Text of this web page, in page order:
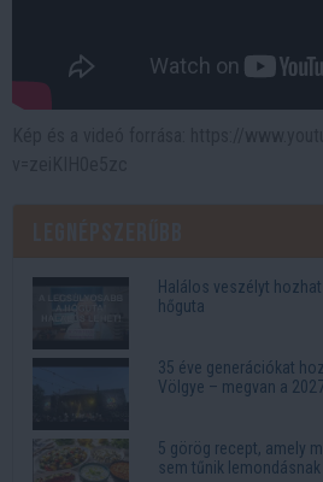
Halálos veszélyt
hőguta
35 éve generációkat
Völgye – megvan a
5 görög recept, amely
sem tűnik lemondásnak